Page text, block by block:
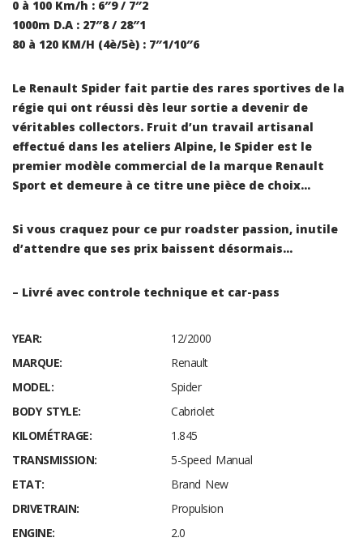
0 à 100 Km/h : 6″9 / 7″2
1000m D.A : 27″8 / 28″1
80 à 120 KM/H (4è/5è) : 7″1/10″6
Le Renault Spider fait partie des rares sportives de la
régie qui ont réussi dès leur sortie a devenir de
véritables collectors. Fruit d’un travail artisanal
effectué dans les ateliers Alpine, le Spider est le
premier modèle commercial de la marque Renault
Sport et demeure à ce titre une pièce de choix…
Si vous craquez pour ce pur roadster passion, inutile
d’attendre que ses prix baissent désormais…
– Livré avec controle technique et car-pass
YEAR:
12/2000
MARQUE:
Renault
MODEL:
Spider
BODY STYLE:
Cabriolet
KILOMÉTRAGE:
1.845
TRANSMISSION:
5-Speed Manual
ETAT:
Brand New
DRIVETRAIN:
Propulsion
ENGINE:
2.0